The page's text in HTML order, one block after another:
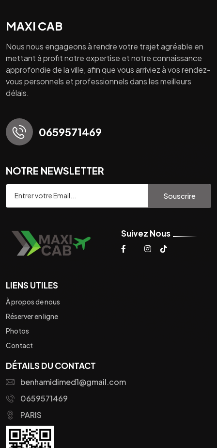
MAXI CAB
Nous nous engageons à rendre votre trajet agréable en
mettant à profit notre expertise et notre connaissance
approfondie de la ville, afin que vous arriviez à vos rendez-
vous personnels et professionnels dans les meilleurs
délais.
0659571469
NOTRE NEWSLETTER
Souscrire
Suivez Nous
LIENS UTILES
À propos de nous
Réserver en ligne
Photos
Contact
DÉTAILS DU CONTACT
benhamidimed1@gmail.com
0659571469
PARIS